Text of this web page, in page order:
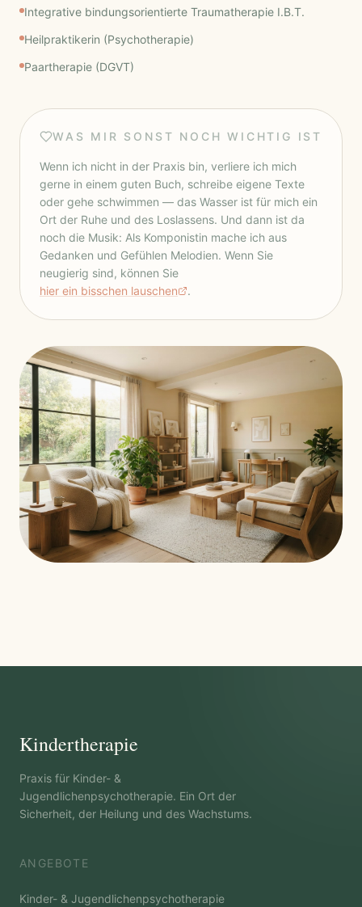
Integrative bindungsorientierte Traumatherapie I.B.T.
Heilpraktikerin (Psychotherapie)
Paartherapie (DGVT)
WAS MIR SONST NOCH WICHTIG IST
Wenn ich nicht in der Praxis bin, verliere ich mich
gerne in einem guten Buch, schreibe eigene Texte
oder gehe schwimmen — das Wasser ist für mich ein
Ort der Ruhe und des Loslassens. Und dann ist da
noch die Musik: Als Komponistin mache ich aus
Gedanken und Gefühlen Melodien. Wenn Sie
neugierig sind, können Sie
hier ein bisschen lauschen
.
Kindertherapie
Praxis für Kinder- &
Jugendlichenpsychotherapie. Ein Ort der
Sicherheit, der Heilung und des Wachstums.
ANGEBOTE
Kinder- & Jugendlichenpsychotherapie